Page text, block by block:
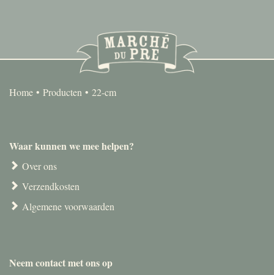
Home Producten 22-cm
Waar kunnen we mee helpen?
Over ons
Verzendkosten
Algemene voorwaarden
Neem contact met ons op